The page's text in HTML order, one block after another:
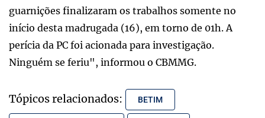
guarnições finalizaram os trabalhos somente no
início desta madrugada (16), em torno de 01h. A
perícia da PC foi acionada para investigação.
Ninguém se feriu", informou o CBMMG.
Tópicos relacionados: BETIM